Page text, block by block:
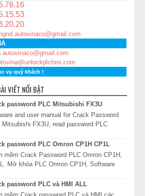
autovinaco@gmail.com
vụ quý khách !
VIẾT NỔI BẬT
password PLC Mitsubishi FX3U
and user manual for Crack Password
Mitsubishi FX3U, read password PLC
PLC Mits...
password PLC Omron CP1H CP1L
mềm Crack Password PLC Omron CP1H,
Mở khóa PLC Omron CP1H, Software
PLC Omron CP1*...
password PLC và HMI ALL